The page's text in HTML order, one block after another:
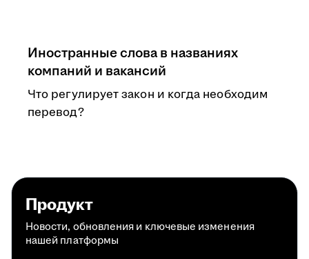
Иностранные слова в названиях
компаний и вакансий
Что регулирует закон и когда необходим
перевод?
Продукт
Новости, обновления и ключевые изменения
нашей платформы